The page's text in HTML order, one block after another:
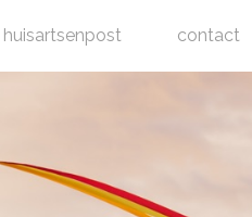
huisartsenpost contact